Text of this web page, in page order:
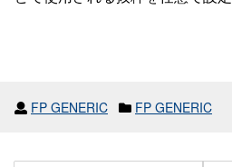
FP GENERIC FP GENERIC